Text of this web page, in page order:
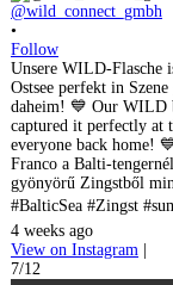
@wild_connect_gmbh
•
Follow
Unsere WILD-Flasche
Ostsee perfekt in
daheim! 💙 Our WILD
captured it perfectly at
everyone back home!
Franco a Balti-
gyönyörű Zingstből
#BalticSea #Zingst
4 weeks ago
View on Instagram |
7/12